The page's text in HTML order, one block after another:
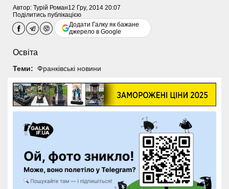
Автор: Турій Роман12 Гру, 2014 20:07
Поділитись публікацією
Додати Галку як бажане
джерело в Google
Освіта
Теми: Франківські новини